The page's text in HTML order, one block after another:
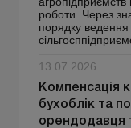
роботи. Через
порядку ведення
13.07.2026
Компенсація
бухоблік та
орендодавця